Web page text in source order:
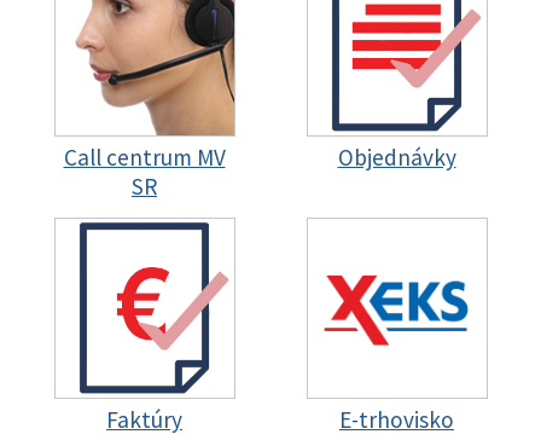
Call centrum MV
SR
Objednávky
Faktúry E-trhovisko